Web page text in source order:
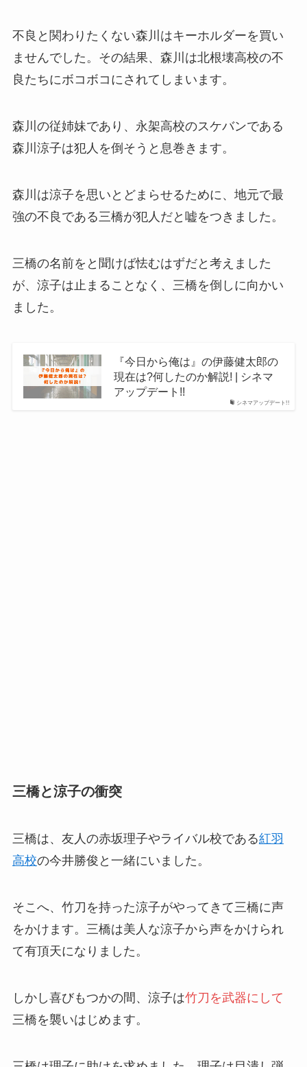
不良と関わりたくない森川はキーホルダーを買い
ませんでした。その結果、森川は北根壊高校の不
良たちにボコボコにされてしまいます。
森川の従姉妹であり、永架高校のスケバンである
森川涼子は犯人を倒そうと息巻きます。
森川は涼子を思いとどまらせるために、地元で最
強の不良である三橋が犯人だと嘘をつきました。
三橋の名前をと聞けば怯むはずだと考えました
が、涼子は止まることなく、三橋を倒しに向かい
ました。
シネマアップデート!!
『今日から俺は』の伊藤健太郎の
現在は?何したのか解説! | シネマ
アップデート!!
三橋と涼子の衝突
三橋は、友人の赤坂理子やライバル校である紅羽
高校の今井勝俊と一緒にいました。
そこへ、竹刀を持った涼子がやってきて三橋に声
をかけます。三橋は美人な涼子から声をかけられ
て有頂天になりました。
しかし喜びもつかの間、涼子は竹刀を武器にして
三橋を襲いはじめます。